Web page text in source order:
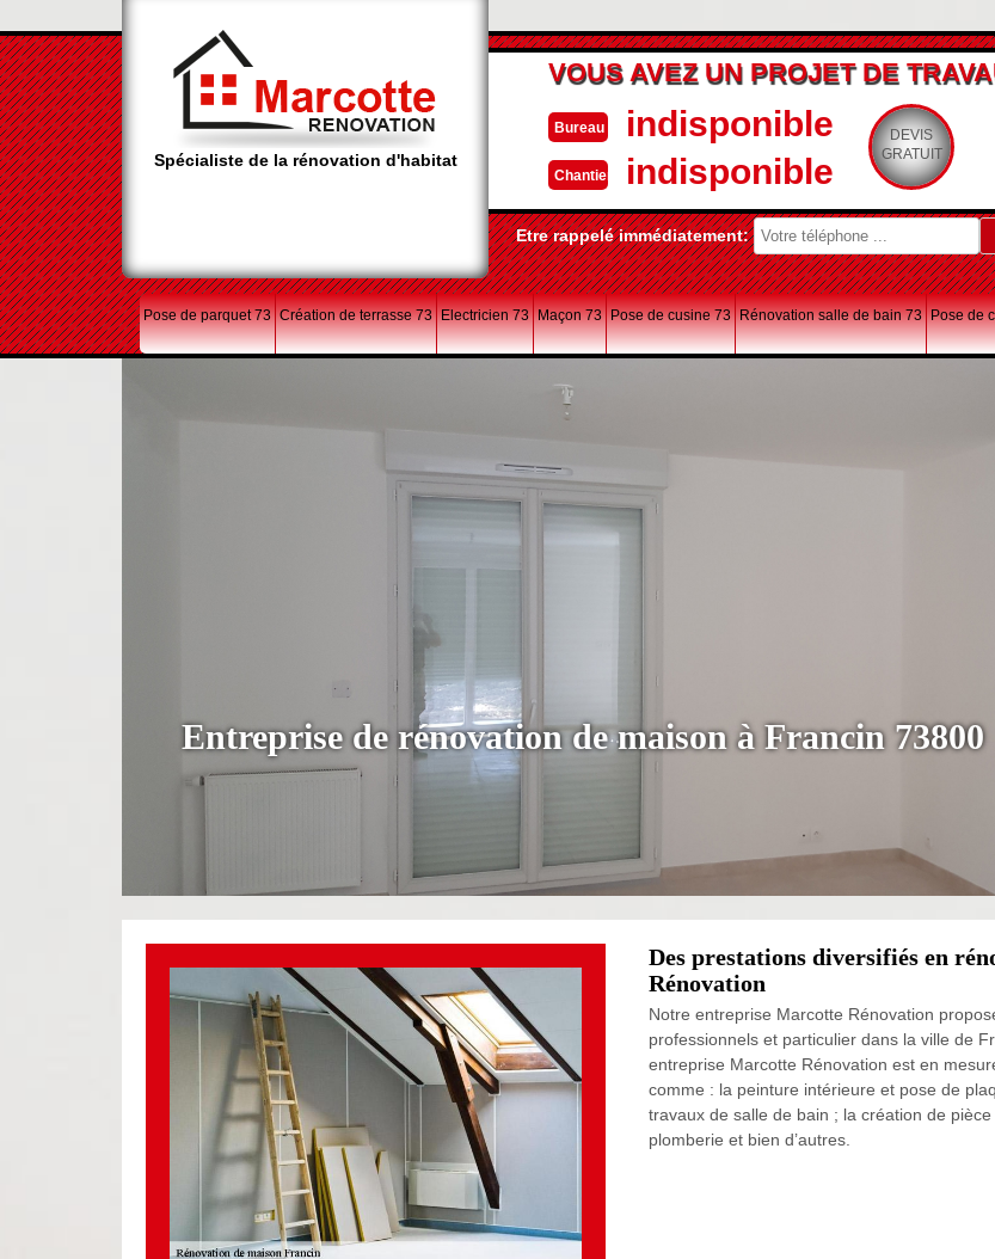
Spécialiste de la rénovation d'habitat
VOUS AVEZ UN PROJET DE
Bureau indisponible
Chantier indisponible
DEVIS
GRATUIT
Etre rappelé immédiatement:
Pose de parquet 73 Création de terrasse 73 Electricien 73 Maçon 73 Pose de cusine 73 Rénovation salle de bain 73 Pose de
Entreprise de rénovation de maison à Francin 73800
Des prestations diversifiés en
Rénovation
Notre entreprise Marcotte Rénovation
professionnels et particulier dans la ville de
entreprise Marcotte Rénovation est en
comme : la peinture intérieure et pose de
travaux de salle de bain ; la création de
plomberie et bien d’autres.